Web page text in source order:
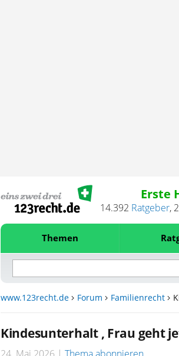
Erste
14.392 Ratgeber,
Themen
www.123recht.de Forum Familienrecht
Kindesunterhalt , Frau geht